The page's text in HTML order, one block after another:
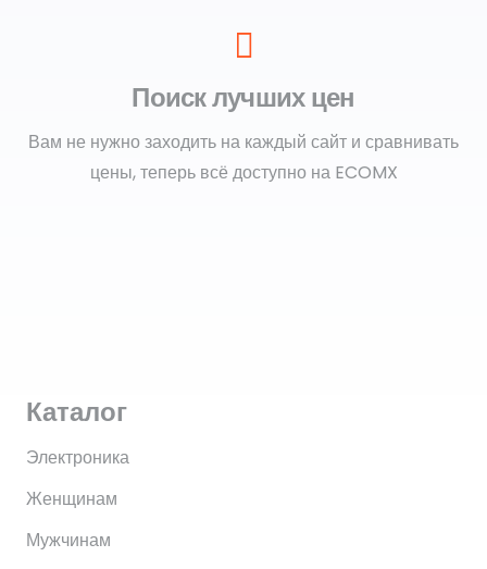
Поиск лучших цен
Вам не нужно заходить на каждый сайт и сравнивать
цены, теперь всё доступно на ECOMX
Каталог
Электроника
Женщинам
Мужчинам